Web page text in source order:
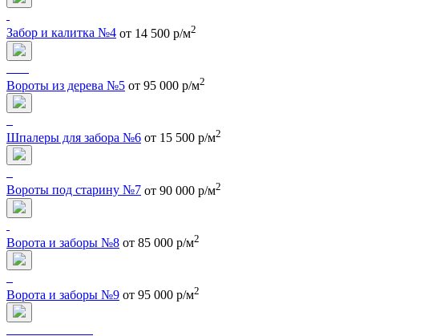
Забор и калитка №4 от 14 500 р/м2
Вороты из дерева №5 от 95 000 р/м2
Шпалеры для забора №6 от 15 500 р/м2
Вороты под старину №7 от 90 000 р/м2
Ворота и заборы №8 от 85 000 р/м2
Ворота и заборы №9 от 95 000 р/м2